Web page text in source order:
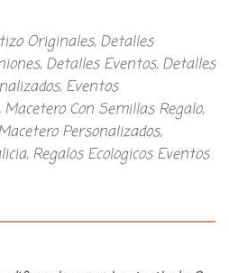
Originales, Detalles
, Detalles Eventos, Detalles
, Eventos
Macetero Con Semillas Regalo,
Macetero Personalizados,
, Regalos Ecologicos Eventos